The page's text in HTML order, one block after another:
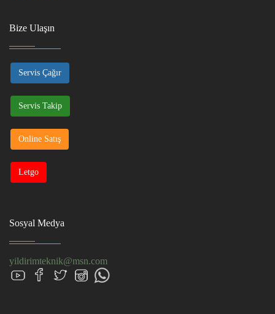
Bize Ulaşın
Servis Çağır
Servis Takip
Online Satış
Letgo
Sosyal Medya
yildirimteknik@msn.com